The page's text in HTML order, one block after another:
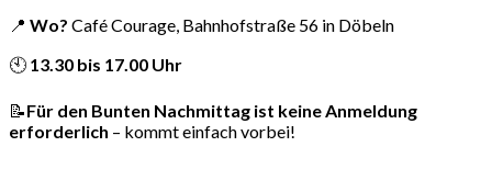
📍 Wo? Café Courage, Bahnhofstraße 56 in Döbeln
🕙 13.30 bis 17.00 Uhr
📝Für den Bunten Nachmittag ist keine Anmeldung
erforderlich – kommt einfach vorbei!